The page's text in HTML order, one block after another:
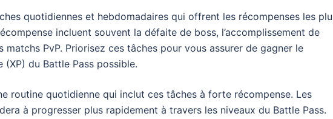
quotidiennes et hebdomadaires qui offrent les récompenses les
incluent souvent la défaite de boss, l’accomplissement de
PvP. Priorisez ces tâches pour vous assurer de gagner le
(XP) du Battle Pass possible.
routine quotidienne qui inclut ces tâches à forte récompense. Les
à progresser plus rapidement à travers les niveaux du Battle Pass.